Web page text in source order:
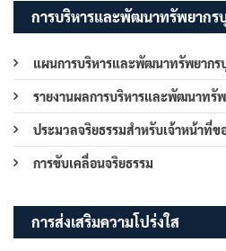
การบริหารและพัฒนาทรัพยากร
แผนการบริหารและพัฒนาทรัพยากร
รายงานผลการบริหารและพัฒนาทรั
ประมวลจริยธรรมสำหรับเจ้าหน้าที่ข
การขับเคลื่อนจริยธรรม
การส่งเสริมความโปร่งใส